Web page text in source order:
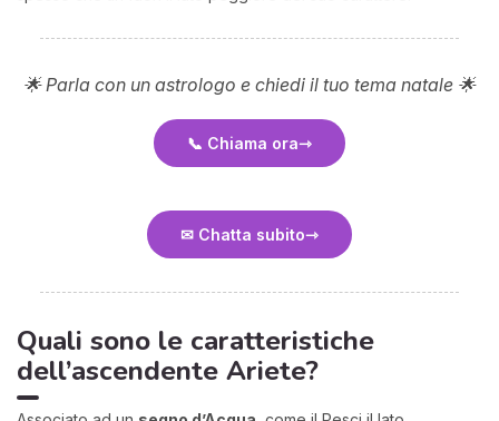
🌟 Parla con un astrologo e chiedi il tuo tema natale 🌟
📞 Chiama ora
✉ Chatta subito
Quali sono le caratteristiche
dell’ascendente Ariete?